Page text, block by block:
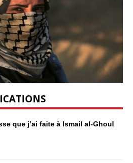
que j’ai faite à Ismail al-Ghoul